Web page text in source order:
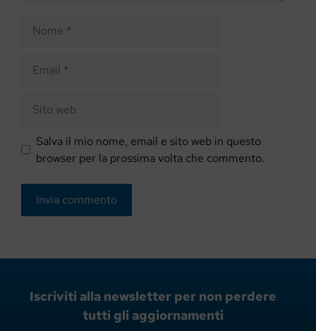
web
Salva il mio nome, email e sito web in questo
browser per la prossima volta che commento.
Iscriviti alla newsletter per non perdere
tutti gli aggiornamenti